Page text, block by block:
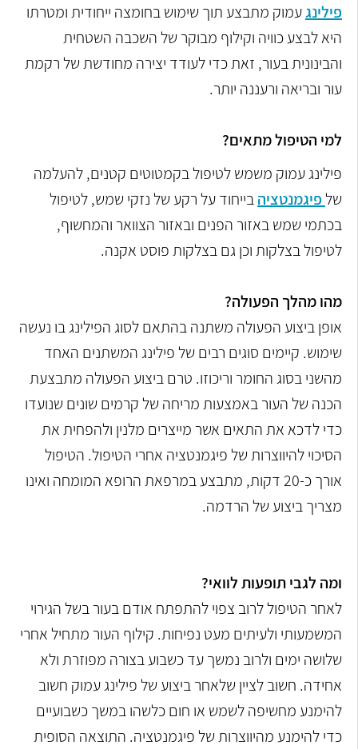
פילינגעמוק מתבצע תוך שימוש בחומצה ייחודית ומטרתו
היא לבצע כוויה וקילוף מבוקר של השכבה השטחית
והבינונית בעור, זאת כדי לעודד יצירה מחודשת של רקמת
עור ובריאה ורעננה יותר.
למי הטיפול מתאים?
פילינג עמוק משמש לטיפול בקמטוטים קטנים, להעלמה
של פיגמנטציהבייחוד על רקע של נזקי שמש, לטיפול
בכתמי שמש באזור הפנים ובאזור הצוואר והמחשוף,
לטיפול בצלקות וכן גם בצלקות פוסט אקנה.
מהו מהלך הפעולה?
אופן ביצוע הפעולה משתנה בהתאם לסוג הפילינג בו נעשה
שימוש. קיימים סוגים רבים של פילינג המשתנים האחד
מהשני בסוג החומר וריכוזו. טרם ביצוע הפעולה מתבצעת
הכנה של העור באמצעות מריחה של קרמים שונים שנועדו
כדי לדכא את התאים אשר מייצרים מלנין ולהפחית את
הסיכוי להיווצרות של פיגמנטציה אחרי הטיפול. הטיפול
אורך כ-20 דקות, מתבצע במרפאת הרופא המומחה ואינו
מצריך ביצוע של הרדמה.
ומה לגבי תופעות לוואי?
לאחר הטיפול לרוב צפוי להתפתח אודם בעור בשל הגירוי
המשמעותי ולעיתים מעט נפיחות. קילוף העור מתחיל אחרי
שלושה ימים ולרוב נמשך עד כשבוע בצורה מפוזרת ולא
אחידה. חשוב לציין שלאחר ביצוע של פילינג עמוק חשוב
להימנע מחשיפה לשמש או חום כלשהו במשך כשבועיים
כדי להימנע מהיווצרות של פיגמנטציה. התוצאה הסופית